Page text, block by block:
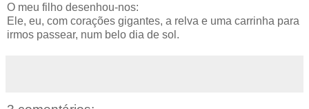
O meu filho desenhou-nos:
Ele, eu, com corações gigantes, a relva e uma carrinha para
irmos passear, num belo dia de sol.